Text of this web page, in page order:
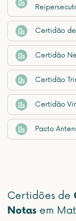
Certidão
Certidão
Certidão
Certidão
Pacto
Certidões de
Notas em